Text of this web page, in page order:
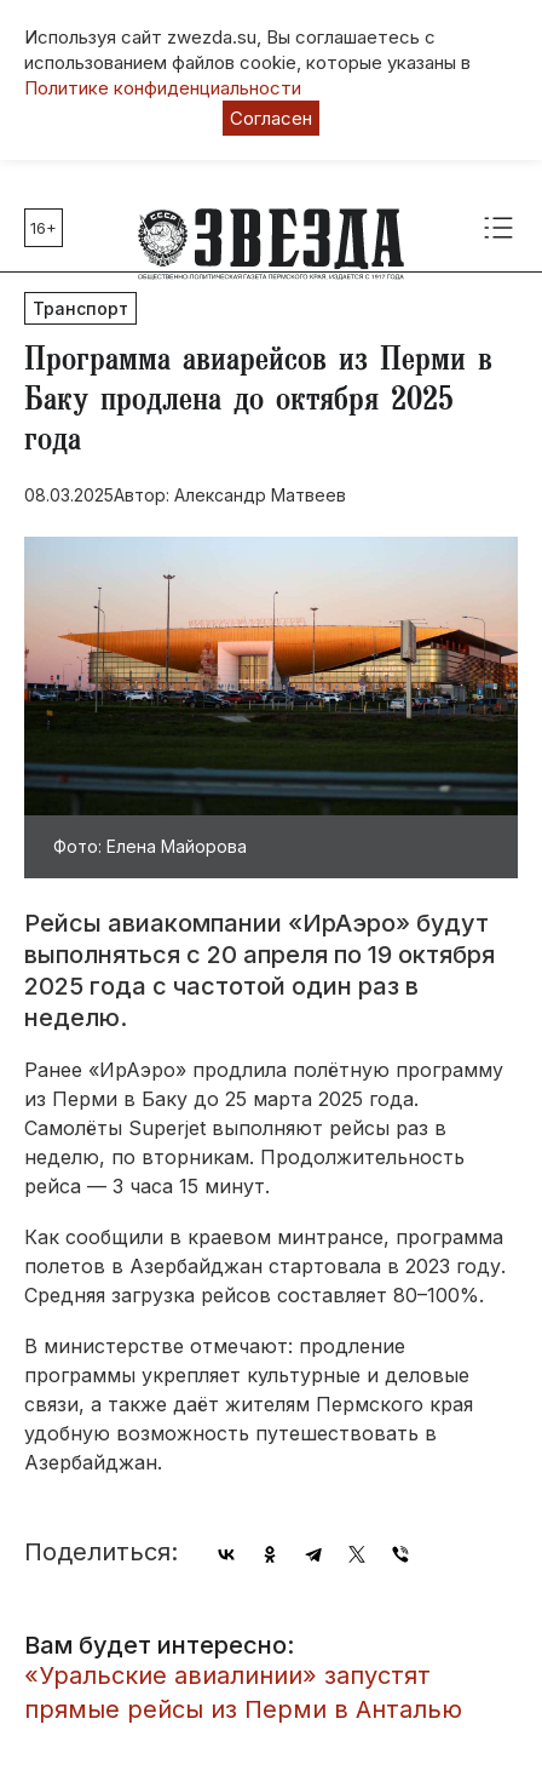
Используя сайт zwezda.su, Вы соглашаетесь с
использованием файлов cookie, которые указаны в
Политике конфиденциальности
Согласен
Главные темы
80 лет Победы
Молодежная столица РФ
СВО
Выборы в Пермском крае
Социальная поддержка
Инфраструктура
Благоустройство
16+
Транспорт
Программа авиарейсов из Перми в
Баку продлена до октября 2025
года
08.03.2025Автор: Александр Матвеев
Фото: Елена Майорова
Рейсы авиакомпании «ИрАэро» будут
выполняться с 20 апреля по 19 октября
2025 года с частотой один раз в
неделю.
Ранее «ИрАэро» продлила полётную программу
из Перми в Баку до 25 марта 2025 года.
Самолёты Superjet выполняют рейсы раз в
неделю, по вторникам. Продолжительность
рейса — 3 часа 15 минут.
Как сообщили в краевом минтрансе, программа
полетов в Азербайджан стартовала в 2023 году.
Средняя загрузка рейсов составляет 80–100%.
В министерстве отмечают: продление
программы укрепляет культурные и деловые
связи, а также даёт жителям Пермского края
удобную возможность путешествовать в
Азербайджан.
Поделиться:
Вам будет интересно:
​«Уральские авиалинии» запустят
прямые рейсы из Перми в Анталью